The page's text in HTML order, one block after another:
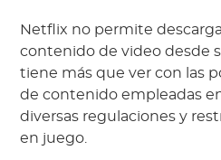
Netflix no permite
contenido de video desde
tiene más que ver con las
de contenido empleadas
diversas regulaciones y
en juego.